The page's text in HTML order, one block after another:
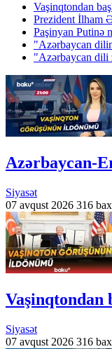
Vaşinqtondan
Prezident İlham
Paşinyan Putinə
"Azərbaycan
"Azərbaycan
Azərbaycan-
Siyasət
07 avqust 2026 316
Vaşinqtondan
Siyasət
07 avqust 2026 316